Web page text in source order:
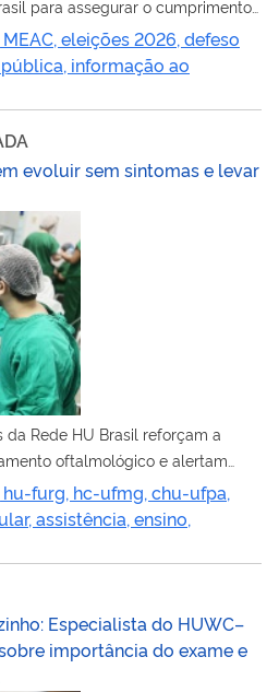
para assegurar o cumprimento
de 2026
eleições 2026, defeso
informação ao
evoluir sem sintomas e levar
da Rede HU Brasil reforçam a
oftalmológico e alertam
sintomas e podem levar à
furg, hc-ufmg, chu-ufpa,
assistência, ensino,
Especialista do HUWC–
importância do exame e